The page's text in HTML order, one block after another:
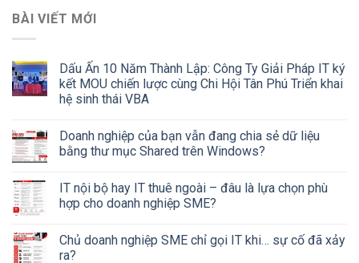
BÀI VIẾT MỚI
Dấu Ấn 10 Năm Thành Lập: Công Ty Giải Pháp IT ký
kết MOU chiến lược cùng Chi Hội Tân Phú Triển khai
hệ sinh thái VBA
Doanh nghiệp của bạn vẫn đang chia sẻ dữ liệu
bằng thư mục Shared trên Windows?
IT nội bộ hay IT thuê ngoài – đâu là lựa chọn phù
hợp cho doanh nghiệp SME?
Chủ doanh nghiệp SME chỉ gọi IT khi… sự cố đã xảy
ra?